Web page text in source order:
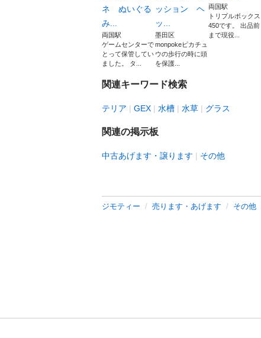
ネ ぬいぐる
み...
両国駅
ゲームセンターで
とって保管してい
ました。 タ...
ッション ヘ
ッ...
墨田区
monpokeピカチュ
ウの歩行の時に頭
を保護...
両国駅
トリプルボックス
450です。 出品前
まで現役...
関連キーワード検索
テリア GEX 水槽 水草 グラス
関連の掲示板
中古あげます・譲ります その他
ジモティー 売ります・あげます その他